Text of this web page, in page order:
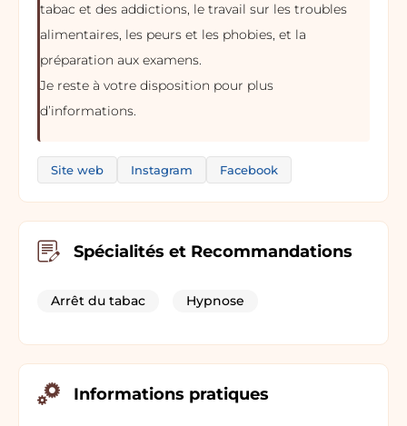
tabac et des addictions, le travail sur les troubles
alimentaires, les peurs et les phobies, et la
préparation aux examens.
Je reste à votre disposition pour plus
d’informations.
Site web Instagram Facebook
Spécialités et Recommandations
Arrêt du tabac Hypnose
Informations pratiques